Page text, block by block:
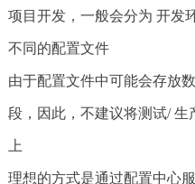
项目开发，一般会分为 开发
不同的配置文件
由于配置文件中可能会存放
段，因此，不建议将测试/
上
理想的方式是通过配置中心